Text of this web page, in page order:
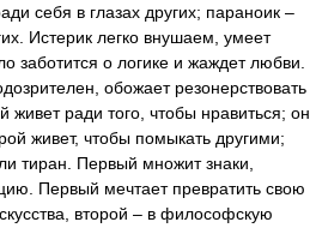
себя в глазах других; параноик –
Истерик легко внушаем, умеет
заботится о логике и жаждет любви.
обожает резонерствовать
живет ради того, чтобы нравиться; он
живет, чтобы помыкать другими;
тиран. Первый множит знаки,
Первый мечтает превратить свою
второй – в философскую